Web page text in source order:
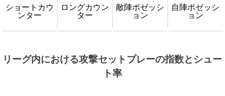
ショートカウ
ンター
ロングカウン
ター
敵陣ポゼッシ
ョン
自陣ポゼッシ
ョン
リーグ内における攻撃セットプレーの指数とシュー
ト率